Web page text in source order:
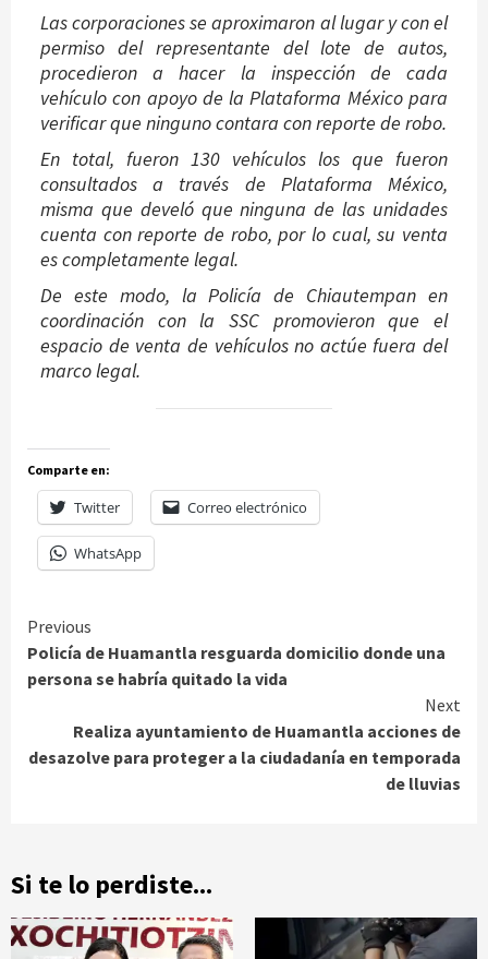
Las corporaciones se aproximaron al lugar y con el
permiso del representante del lote de autos,
procedieron a hacer la inspección de cada
vehículo con apoyo de la Plataforma México para
verificar que ninguno contara con reporte de robo.
En total, fueron 130 vehículos los que fueron
consultados a través de Plataforma México,
misma que develó que ninguna de las unidades
cuenta con reporte de robo, por lo cual, su venta
es completamente legal.
De este modo, la Policía de Chiautempan en
coordinación con la SSC promovieron que el
espacio de venta de vehículos no actúe fuera del
marco legal.
Comparte en:
Twitter Correo electrónico
WhatsApp
Continue
Reading
Previous
Policía de Huamantla resguarda domicilio donde una
persona se habría quitado la vida
Next
Realiza ayuntamiento de Huamantla acciones de
desazolve para proteger a la ciudadanía en temporada
de lluvias
Si te lo perdiste...